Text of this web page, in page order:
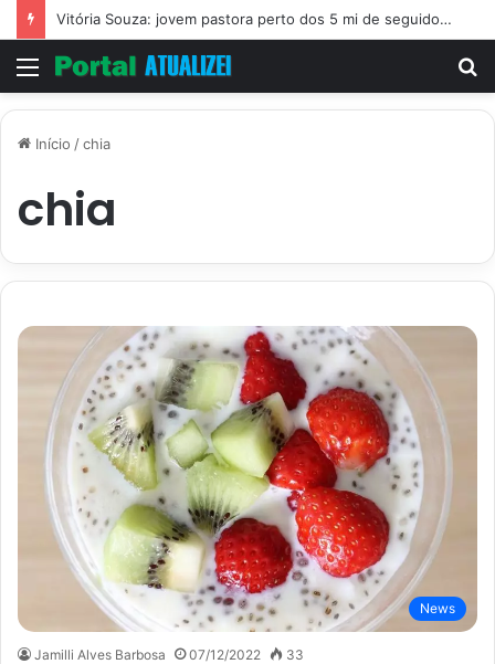
Vitória Souza: jovem pastora perto dos 5 mi de seguidores na web
Menu
Início /chia
chia
News
Jamilli Alves Barbosa 07/12/2022 33